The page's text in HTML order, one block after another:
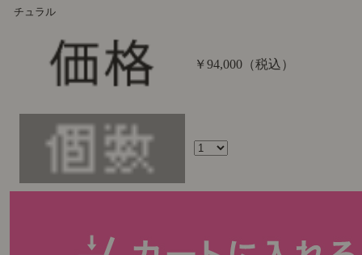
チュラル
￥94,000 （税込）